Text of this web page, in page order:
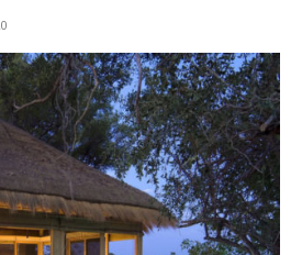
und
Reiseempfehlungen.